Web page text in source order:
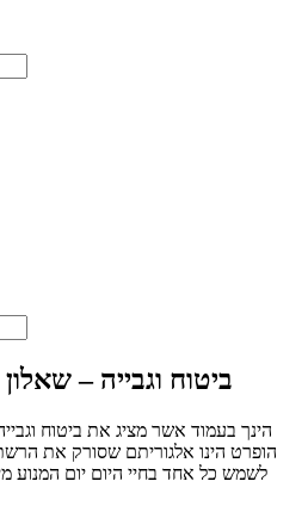
ביטוח וגבייה – שאלון
הופרט הינו אלגוריתם שסורק את
לשמש כל אחד בחיי היום יום המנוע